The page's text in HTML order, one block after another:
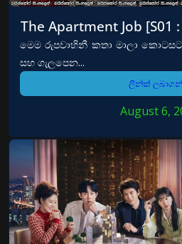
The Apartment Job [S01
මෙම රුපවාහිනී කතා මාලා
සහ ගැලපෙන...
ලින්ක්
August 6,